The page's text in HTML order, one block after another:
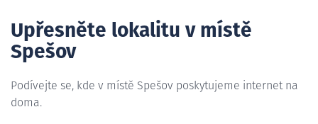
Upřesněte lokalitu v místě
Spešov
Podívejte se, kde v místě Spešov poskytujeme internet na
doma.